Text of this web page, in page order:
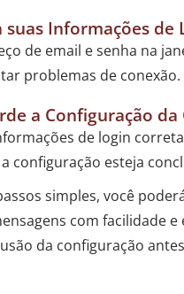
suas Informações de
de email e senha na
problemas de conexão.
a Configuração
de login
configuração esteja
simples, você
com facilidade
da configuração